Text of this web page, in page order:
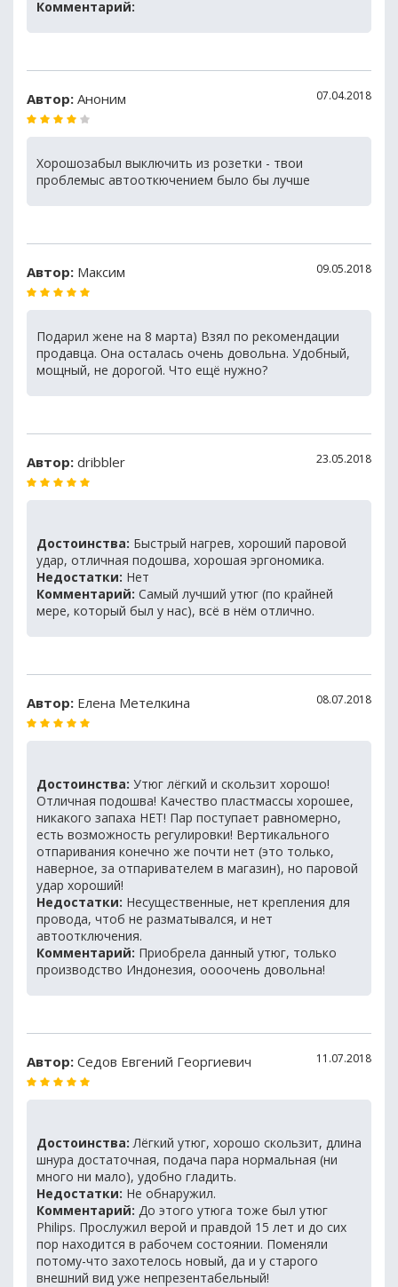
Комментарий:
Автор: Аноним 07.04.2018
Хорошозабыл выключить из розетки - твои
проблемыс автооткючением было бы лучше
Автор: Максим 09.05.2018
Подарил жене на 8 марта) Взял по рекомендации
продавца. Она осталась очень довольна. Удобный,
мощный, не дорогой. Что ещё нужно?
Автор: dribbler 23.05.2018
Достоинства: Быстрый нагрев, хороший паровой
удар, отличная подошва, хорошая эргономика.
Недостатки: Нет
Комментарий: Самый лучший утюг (по крайней
мере, который был у нас), всё в нём отлично.
Автор: Елена Метелкина 08.07.2018
Достоинства: Утюг лёгкий и скользит хорошо!
Отличная подошва! Качество пластмассы хорошее,
никакого запаха НЕТ! Пар поступает равномерно,
есть возможность регулировки! Вертикального
отпаривания конечно же почти нет (это только,
наверное, за отпаривателем в магазин), но паровой
удар хороший!
Недостатки: Несущественные, нет крепления для
провода, чтоб не разматывался, и нет
автоотключения.
Комментарий: Приобрела данный утюг, только
производство Индонезия, оооочень довольна!
Автор: Седов Евгений Георгиевич 11.07.2018
Достоинства: Лёгкий утюг, хорошо скользит, длина
шнура достаточная, подача пара нормальная (ни
много ни мало), удобно гладить.
Недостатки: Не обнаружил.
Комментарий: До этого утюга тоже был утюг
Philips. Прослужил верой и правдой 15 лет и до сих
пор находится в рабочем состоянии. Поменяли
потому-что захотелось новый, да и у старого
внешний вид уже непрезентабельный!